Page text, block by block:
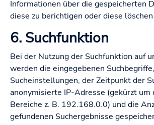
Informationen über die gespeicherten
diese zu berichtigen oder diese
6. Suchfunktion
Bei der Nutzung der Suchfunktion auf
werden die eingegebenen
Sucheinstellungen, der Zeitpunkt der
anonymisierte IP-Adresse (gekürzt um
Bereiche z. B. 192.168.0.0) und die
gefundenen Suchergebnisse